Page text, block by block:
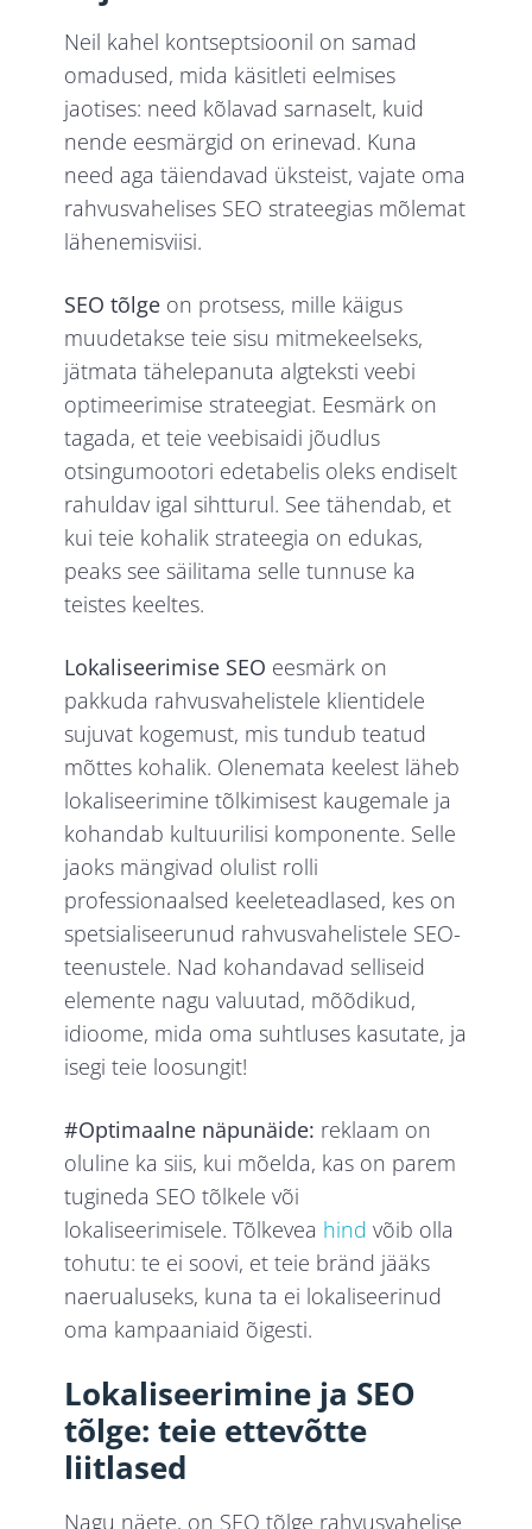
Neil kahel kontseptsioonil on samad
omadused, mida käsitleti eelmises
jaotises: need kõlavad sarnaselt, kuid
nende eesmärgid on erinevad. Kuna
need aga täiendavad üksteist, vajate oma
rahvusvahelises SEO strateegias mõlemat
lähenemisviisi.
SEO tõlge on protsess, mille käigus
muudetakse teie sisu mitmekeelseks,
jätmata tähelepanuta algteksti veebi
optimeerimise strateegiat. Eesmärk on
tagada, et teie veebisaidi jõudlus
otsingumootori edetabelis oleks endiselt
rahuldav igal sihtturul. See tähendab, et
kui teie kohalik strateegia on edukas,
peaks see säilitama selle tunnuse ka
teistes keeltes.
Lokaliseerimise SEO eesmärk on
pakkuda rahvusvahelistele klientidele
sujuvat kogemust, mis tundub teatud
mõttes kohalik. Olenemata keelest läheb
lokaliseerimine tõlkimisest kaugemale ja
kohandab kultuurilisi komponente. Selle
jaoks mängivad olulist rolli
professionaalsed keeleteadlased, kes on
spetsialiseerunud rahvusvahelistele SEO-
teenustele. Nad kohandavad selliseid
elemente nagu valuutad, mõõdikud,
idioome, mida oma suhtluses kasutate, ja
isegi teie loosungit!
#Optimaalne näpunäide: reklaam on
oluline ka siis, kui mõelda, kas on parem
tugineda SEO tõlkele või
lokaliseerimisele. Tõlkevea hindvõib olla
tohutu: te ei soovi, et teie bränd jääks
naerualuseks, kuna ta ei lokaliseerinud
oma kampaaniaid õigesti.
Lokaliseerimine ja SEO
tõlge: teie ettevõtte
liitlased
Nagu näete, on SEO tõlge rahvusvahelise